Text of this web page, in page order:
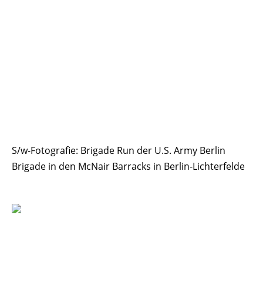
S/w-Fotografie: Brigade Run der U.S. Army Berlin
Brigade in den McNair Barracks in Berlin-Lichterfelde